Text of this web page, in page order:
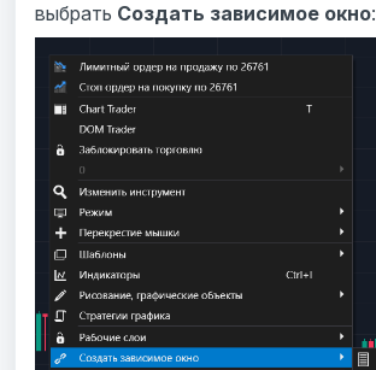
выбрать Создать зависимое окно: